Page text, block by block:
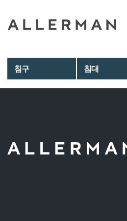
침구 침대